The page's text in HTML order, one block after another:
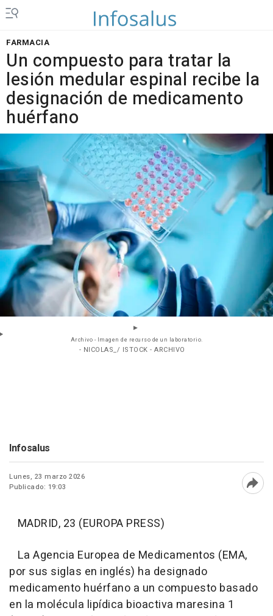
FARMACIA
Un compuesto para tratar la
lesión medular espinal recibe la
designación de medicamento
huérfano
Archivo - Imagen de recurso de un laboratorio.
- NICOLAS_/ ISTOCK - ARCHIVO
Infosalus
Lunes, 23 marzo 2026
Publicado: 19:03
MADRID, 23 (EUROPA PRESS)
La Agencia Europea de Medicamentos (EMA,
por sus siglas en inglés) ha designado
medicamento huérfano a un compuesto basado
en la molécula lipídica bioactiva maresina 1